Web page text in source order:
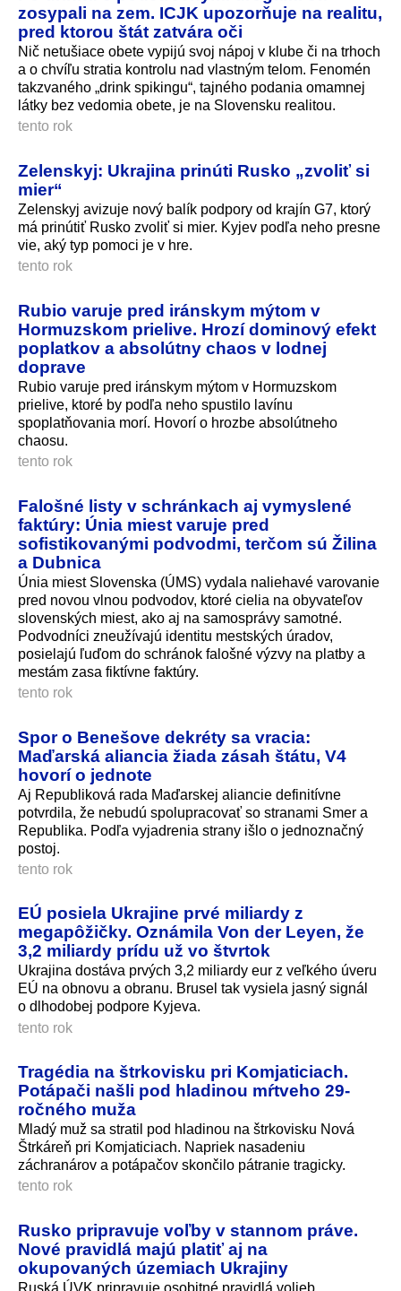
zosypali na zem. ICJK upozorňuje na realitu,
pred ktorou štát zatvára oči
Nič netušiace obete vypijú svoj nápoj v klube či na trhoch
a o chvíľu stratia kontrolu nad vlastným telom. Fenomén
takzvaného „drink spikingu“, tajného podania omamnej
látky bez vedomia obete, je na Slovensku realitou.
tento rok
Zelenskyj: Ukrajina prinúti Rusko „zvoliť si
mier“
Zelenskyj avizuje nový balík podpory od krajín G7, ktorý
má prinútiť Rusko zvoliť si mier. Kyjev podľa neho presne
vie, aký typ pomoci je v hre.
tento rok
Rubio varuje pred iránskym mýtom v
Hormuzskom prielive. Hrozí dominový efekt
poplatkov a absolútny chaos v lodnej
doprave
Rubio varuje pred iránskym mýtom v Hormuzskom
prielive, ktoré by podľa neho spustilo lavínu
spoplatňovania morí. Hovorí o hrozbe absolútneho
chaosu.
tento rok
Falošné listy v schránkach aj vymyslené
faktúry: Únia miest varuje pred
sofistikovanými podvodmi, terčom sú Žilina
a Dubnica
Únia miest Slovenska (ÚMS) vydala naliehavé varovanie
pred novou vlnou podvodov, ktoré cielia na obyvateľov
slovenských miest, ako aj na samosprávy samotné.
Podvodníci zneužívajú identitu mestských úradov,
posielajú ľuďom do schránok falošné výzvy na platby a
mestám zasa fiktívne faktúry.
tento rok
Spor o Benešove dekréty sa vracia:
Maďarská aliancia žiada zásah štátu, V4
hovorí o jednote
Aj Republiková rada Maďarskej aliancie definitívne
potvrdila, že nebudú spolupracovať so stranami Smer a
Republika. Podľa vyjadrenia strany išlo o jednoznačný
postoj.
tento rok
EÚ posiela Ukrajine prvé miliardy z
megapôžičky. Oznámila Von der Leyen, že
3,2 miliardy prídu už vo štvrtok
Ukrajina dostáva prvých 3,2 miliardy eur z veľkého úveru
EÚ na obnovu a obranu. Brusel tak vysiela jasný signál
o dlhodobej podpore Kyjeva.
tento rok
Tragédia na štrkovisku pri Komjaticiach.
Potápači našli pod hladinou mŕtveho 29-
ročného muža
Mladý muž sa stratil pod hladinou na štrkovisku Nová
Štrkáreň pri Komjaticiach. Napriek nasadeniu
záchranárov a potápačov skončilo pátranie tragicky.
tento rok
Rusko pripravuje voľby v stannom práve.
Nové pravidlá majú platiť aj na
okupovaných územiach Ukrajiny